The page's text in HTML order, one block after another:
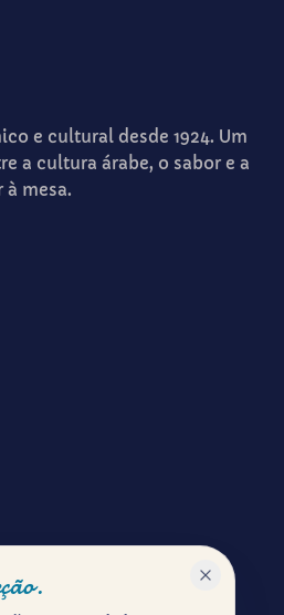
e cultural desde 1924. Um
a cultura árabe, o sabor e a
à mesa.